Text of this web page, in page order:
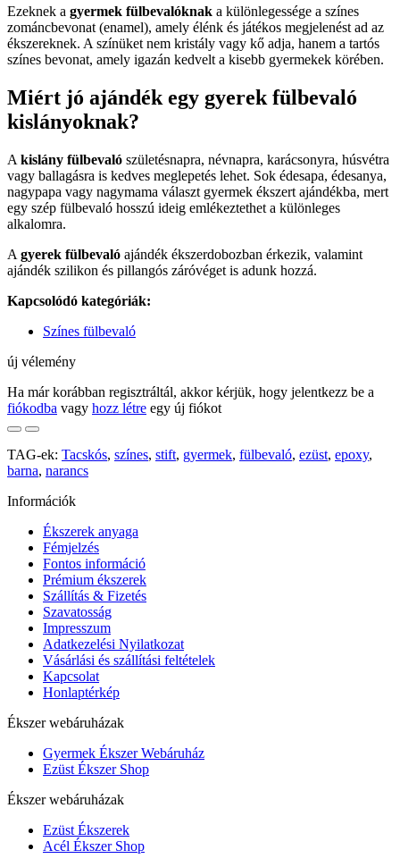
Ezeknek a gyermek fülbevalóknak a különlegessége a színes
zománcbevonat (enamel), amely élénk és játékos megjelenést ad az
ékszereknek. A színüket nem kristály vagy kő adja, hanem a tartós
színes bevonat, amely igazán kedvelt a kisebb gyermekek körében.
Miért jó ajándék egy gyerek fülbevaló
kislányoknak?
A kislány fülbevaló születésnapra, névnapra, karácsonyra, húsvétra
vagy ballagásra is kedves meglepetés lehet. Sok édesapa, édesanya,
nagypapa vagy nagymama választ gyermek ékszert ajándékba, mert
egy szép fülbevaló hosszú ideig emlékeztethet a különleges
alkalomra.
A gyerek fülbevaló ajándék ékszerdobozban érkezik, valamint
ajándék szilikon és pillangós záróvéget is adunk hozzá.
Kapcsolódó kategóriák:
Színes fülbevaló
új vélemény
Ha már korábban regisztráltál, akkor kérjük, hogy jelentkezz be a
fiókodba vagy hozz létre egy új fiókot
TAG-ek: Tacskós, színes, stift, gyermek, fülbevaló, ezüst, epoxy,
barna, narancs
Információk
Ékszerek anyaga
Fémjelzés
Fontos információ
Prémium ékszerek
Szállítás & Fizetés
Szavatosság
Impresszum
Adatkezelési Nyilatkozat
Vásárlási és szállítási feltételek
Kapcsolat
Honlaptérkép
Ékszer webáruházak
Gyermek Ékszer Webáruház
Ezüst Ékszer Shop
Ékszer webáruházak
Ezüst Ékszerek
Acél Ékszer Shop